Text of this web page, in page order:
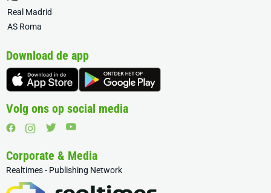
Real Madrid
AS Roma
Download de app
Volg ons op social media
Corporate & Media
Realtimes - Publishing Network